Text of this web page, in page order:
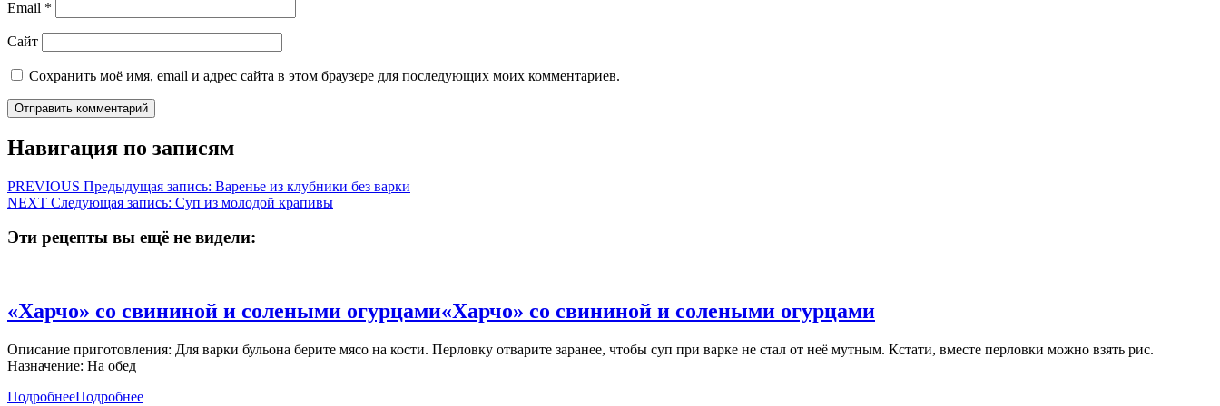
Email *
Сайт
Сохранить моё имя, email и адрес сайта в этом браузере для последующих моих комментариев.
Навигация по записям
PREVIOUS Предыдущая запись: Варенье из клубники без варки
NEXT Следующая запись: Суп из молодой крапивы
Эти рецепты вы ещё не видели:
«Харчо» со свининой и солеными огурцами«Харчо» со свининой и солеными огурцами
Описание приготовления: Для варки бульона берите мясо на кости. Перловку отварите заранее, чтобы суп при варке не стал от неё мутным. Кстати, вместе перловки можно взять рис.
Назначение: На обед
ПодробнееПодробнее